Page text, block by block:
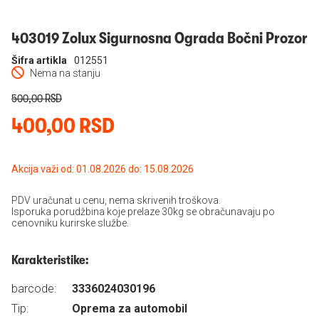
403019 Zolux Sigurnosna Ograda Bočni Prozor
Nema na stanju
Šifra artikla 012551
400,00 RSD
500,00 RSD
Akcija važi od: 01.08.2026 do: 15.08.2026
PDV uračunat u cenu, nema skrivenih troškova.
Isporuka porudžbina koje prelaze 30kg se obračunavaju po
cenovniku kurirske službe.
Karakteristike:
barcode:
3336024030196
Tip:
Oprema za automobil